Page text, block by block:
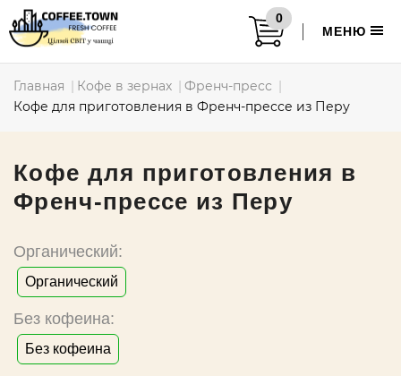
0
МЕНЮ
Главная Кофе в зернах
Френч-пресс
Кофе для приготовления в Френч-прессе из Перу
Кофе для приготовления в
Френч-прессе из Перу
Органический:
Органический
Без кофеина:
Без кофеина